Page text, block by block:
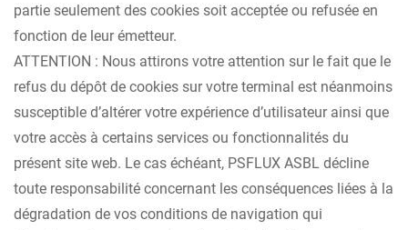
partie seulement des cookies soit acceptée ou refusée en
fonction de leur émetteur.
ATTENTION : Nous attirons votre attention sur le fait que le
refus du dépôt de cookies sur votre terminal est néanmoins
susceptible d’altérer votre expérience d’utilisateur ainsi que
votre accès à certains services ou fonctionnalités du
présent site web. Le cas échéant, PSFLUX ASBL décline
toute responsabilité concernant les conséquences liées à la
dégradation de vos conditions de navigation qui